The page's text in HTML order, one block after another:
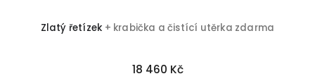
Zlatý řetízek + krabička a čistící utěrka zdarma
18 460 Kč